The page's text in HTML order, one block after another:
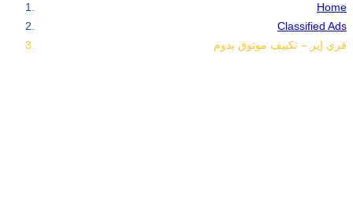
Home
Classified Ads
فري إير – تكييف موثوق يدوم